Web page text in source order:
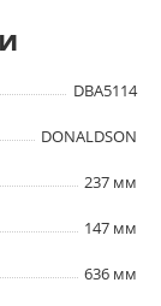
DBA5114
DONALDSON
237 мм
147 мм
636 мм